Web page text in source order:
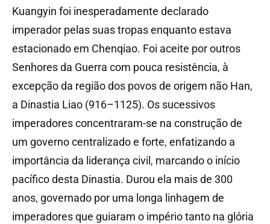
Kuangyin foi inesperadamente declarado
imperador pelas suas tropas enquanto estava
estacionado em Chenqiao. Foi aceite por outros
Senhores da Guerra com pouca resistência, à
excepção da região dos povos de origem não Han,
a Dinastia Liao (916–1125). Os sucessivos
imperadores concentraram-se na construção de
um governo centralizado e forte, enfatizando a
importância da liderança civil, marcando o início
pacífico desta Dinastia. Durou ela mais de 300
anos, governado por uma longa linhagem de
imperadores que guiaram o império tanto na glória